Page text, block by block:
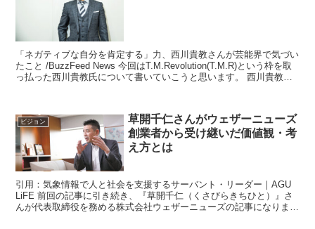
「ネガティブな自分を肯定する」力、西川貴教さんが芸能界で気づい
たこと /BuzzFeed News 今回はT.M.Revolution(T.M.R)という枠を取
っ払った西川貴教氏について書いていこうと思います。 西川貴教氏
ビジョン
草開千仁さんがウェザーニューズ
創業者から受け継いだ価値観・考
え方とは
引用：気象情報で人と社会を支援するサーバント・リーダー｜AGU
LiFE 前回の記事に引き続き、『草開千仁（くさびらきちひと）』さ
んが代表取締役を務める株式会社ウェザーニューズの記事になりま